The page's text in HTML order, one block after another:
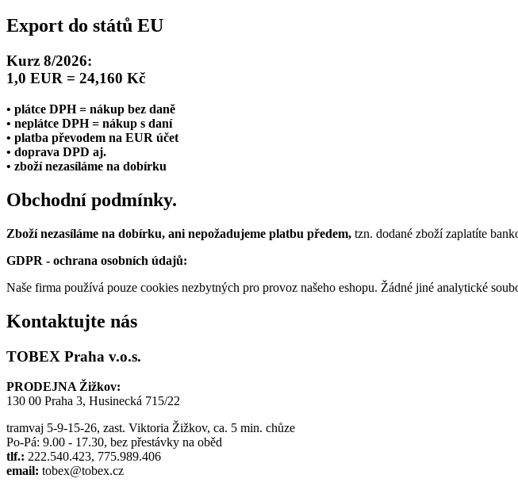
Export do států EU
Kurz 8/2026:
1,0 EUR = 24,160 Kč
• plátce DPH = nákup bez daně
• neplátce DPH = nákup s daní
• platba převodem na EUR účet
• doprava DPD aj.
• zboží nezasíláme na dobírku
Obchodní podmínky.
Zboží nezasíláme na dobírku, ani nepožadujeme platbu předem, tzn. dodané zboží zaplatíte
GDPR - ochrana osobních údajů:
Naše firma používá pouze cookies nezbytných pro provoz našeho eshopu. Žádné jiné analytické
Kontaktujte nás
TOBEX Praha v.o.s.
PRODEJNA Žižkov:
130 00 Praha 3, Husinecká 715/22
tramvaj 5-9-15-26, zast. Viktoria Žižkov, ca. 5 min. chůze
Po-Pá: 9.00 - 17.30, bez přestávky na oběd
tlf.: 222.540.423, 775.989.406
email: tobex@tobex.cz